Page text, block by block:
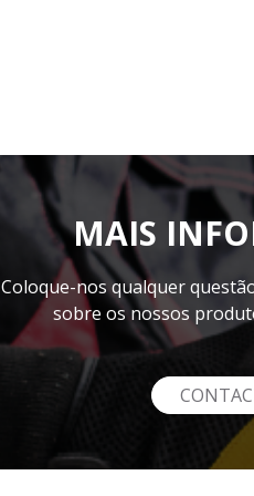
MAIS
Coloque-nos qualquer
sobre os nossos